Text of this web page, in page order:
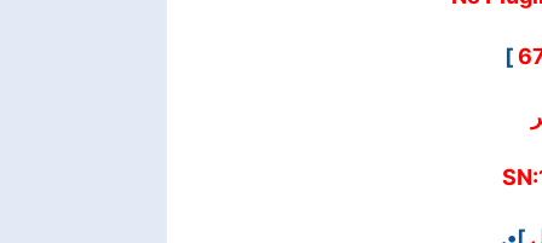
]